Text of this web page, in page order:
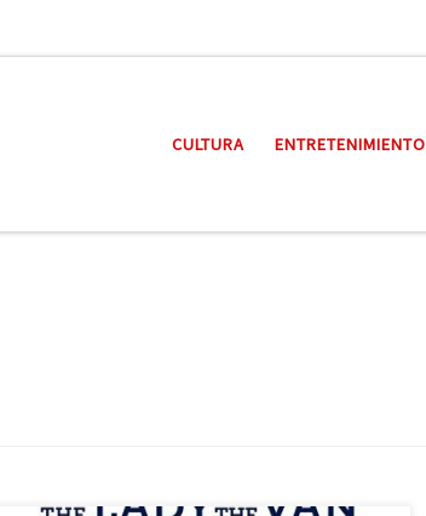
CULTURA ENTRETENIMIENTO